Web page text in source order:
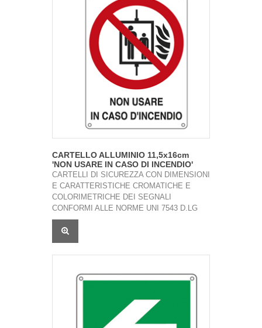
CARTELLO ALLUMINIO 11,5x16cm
'NON USARE IN CASO DI INCENDIO'
CARTELLI DI SICUREZZA CON DIMENSIONI
E CARATTERISTICHE CROMATICHE E
COLORIMETRICHE DEI SEGNALI
CONFORMI ALLE NORME UNI 7543 D.LG